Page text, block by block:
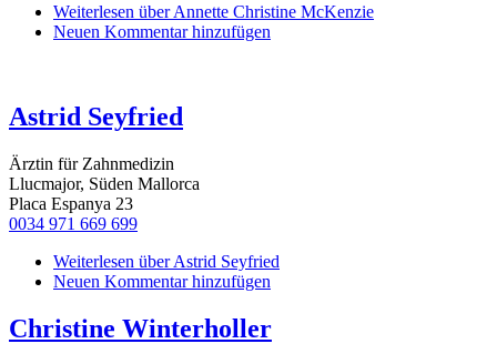
Weiterlesen über Annette Christine McKenzie
Neuen Kommentar hinzufügen
Astrid Seyfried
Ärztin für Zahnmedizin
Llucmajor, Süden Mallorca
Placa Espanya 23
0034 971 669 699
Weiterlesen über Astrid Seyfried
Neuen Kommentar hinzufügen
Christine Winterholler